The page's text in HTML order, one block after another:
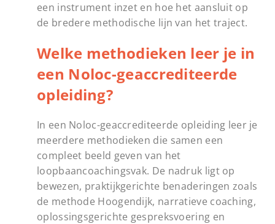
een instrument inzet en hoe het aansluit op
de bredere methodische lijn van het traject.
Welke methodieken leer je in
een Noloc-geaccrediteerde
opleiding?
In een Noloc-geaccrediteerde opleiding leer je
meerdere methodieken die samen een
compleet beeld geven van het
loopbaancoachingsvak. De nadruk ligt op
bewezen, praktijkgerichte benaderingen zoals
de methode Hoogendijk, narratieve coaching,
oplossingsgerichte gespreksvoering en